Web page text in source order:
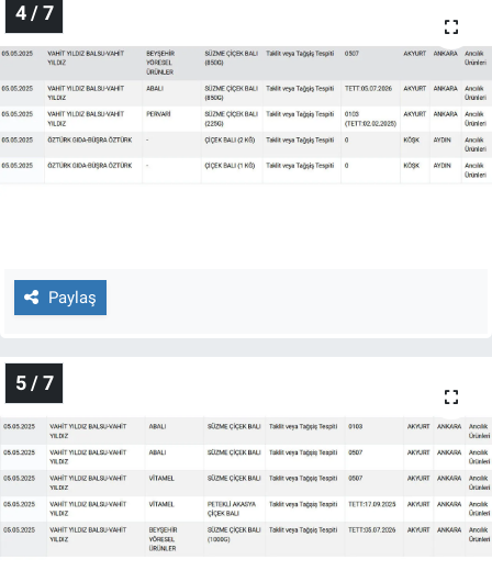
4 / 7
Paylaş
5 / 7